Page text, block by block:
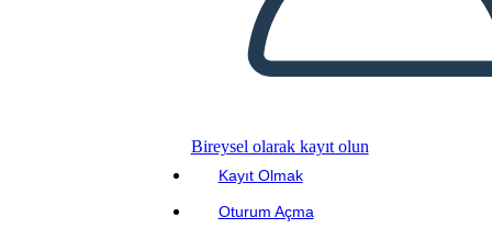
Bireysel olarak kayıt olun
Kayıt Olmak
Oturum Açma